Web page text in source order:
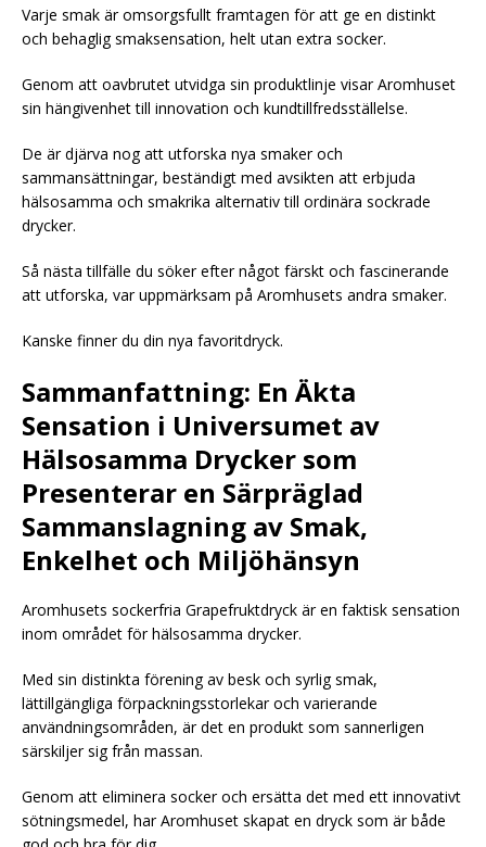
Varje smak är omsorgsfullt framtagen för att ge en distinkt
och behaglig smaksensation, helt utan extra socker.
Genom att oavbrutet utvidga sin produktlinje visar Aromhuset
sin hängivenhet till innovation och kundtillfredsställelse.
De är djärva nog att utforska nya smaker och
sammansättningar, beständigt med avsikten att erbjuda
hälsosamma och smakrika alternativ till ordinära sockrade
drycker.
Så nästa tillfälle du söker efter något färskt och fascinerande
att utforska, var uppmärksam på Aromhusets andra smaker.
Kanske finner du din nya favoritdryck.
Sammanfattning: En Äkta
Sensation i Universumet av
Hälsosamma Drycker som
Presenterar en Särpräglad
Sammanslagning av Smak,
Enkelhet och Miljöhänsyn
Aromhusets sockerfria Grapefruktdryck är en faktisk sensation
inom området för hälsosamma drycker.
Med sin distinkta förening av besk och syrlig smak,
lättillgängliga förpackningsstorlekar och varierande
användningsområden, är det en produkt som sannerligen
särskiljer sig från massan.
Genom att eliminera socker och ersätta det med ett innovativt
sötningsmedel, har Aromhuset skapat en dryck som är både